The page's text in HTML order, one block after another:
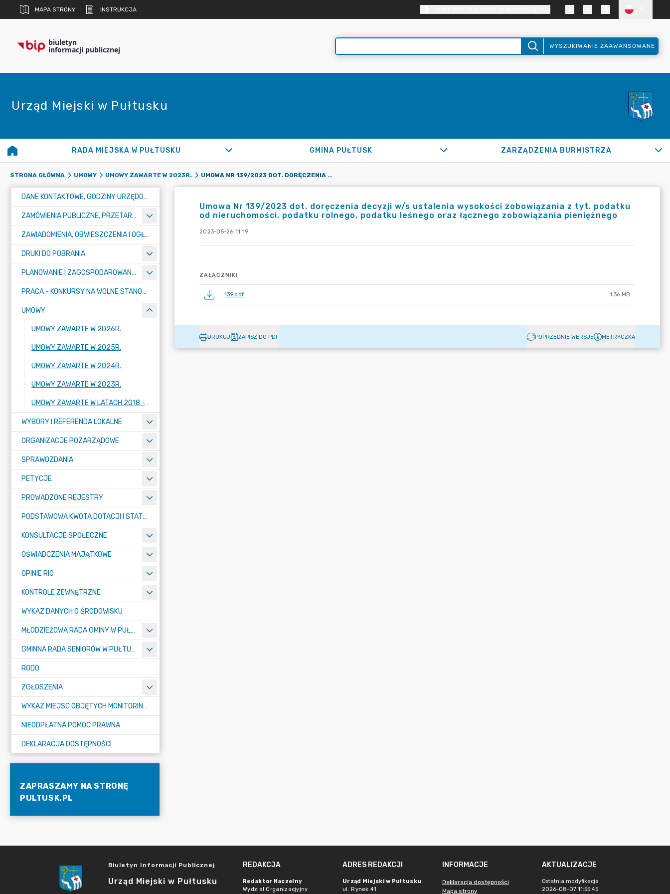
MAPA STRONY INSTRUKCJA
biuletyn
informacji publicznej WYSZUKIWANIE ZAAWANSOWANE
Urząd Miejski w Pułtusku
RADA MIEJSKA W PUŁTUSKU GMINA PUŁTUSK ZARZĄDZENIA BURMISTRZA
STRONA GŁÓWNA UMOWY UMOWY ZAWARTE W 2023R. UMOWA NR 139/2023 DOT. DORĘCZENIA DECYZJI W/S USTALENIA WYSOKOŚCI ZOBOWIĄZANIA Z TYT. PODATKU OD NIERUCHOMOŚCI, PODATKU ROLNEGO, PODATKU LEŚNEGO ORAZ ŁĄCZNEGO ZOBOWIĄZANIA PIENIĘŻNEGO
DANE KONTAKTOWE, GODZINY URZĘDOWANIA I NUMER KONTA BANKOWEGO
ZAMÓWIENIA PUBLICZNE, PRZETARGI, KONKURSY
ZAWIADOMIENIA, OBWIESZCZENIA I OGŁOSZENIA
DRUKI DO POBRANIA
PLANOWANIE I ZAGOSPODAROWANIE PRZESTRZENNE
PRACA - KONKURSY NA WOLNE STANOWISKA
UMOWY
UMOWY ZAWARTE W 2026R.
UMOWY ZAWARTE W 2025R.
UMOWY ZAWARTE W 2024R.
UMOWY ZAWARTE W 2023R.
UMOWY ZAWARTE W LATACH 2018 - 2022
WYBORY I REFERENDA LOKALNE
ORGANIZACJE POZARZĄDOWE
SPRAWOZDANIA
PETYCJE
PROWADZONE REJESTRY
PODSTAWOWA KWOTA DOTACJI I STATYSTYCZNA LICZBA UCZNIÓW
KONSULTACJE SPOŁECZNE
OŚWIADCZENIA MAJĄTKOWE
OPINIE RIO
KONTROLE ZEWNĘTRZNE
WYKAZ DANYCH O ŚRODOWISKU
MŁODZIEŻOWA RADA GMINY W PUŁTUSKU
GMINNA RADA SENIORÓW W PUŁTUSKU
RODO
ZGŁOSZENIA
WYKAZ MIEJSC OBJĘTYCH MONITORINGIEM
NIEODPŁATNA POMOC PRAWNA
DEKLARACJA DOSTĘPNOŚCI
ZAPRASZAMY NA STRONĘ
PULTUSK.PL
Umowa Nr 139/2023 dot. doręczenia decyzji w/s ustalenia wysokości zobowiązania z tyt. podatku
od nieruchomości, podatku rolnego, podatku leśnego oraz łącznego zobowiązania pieniężnego
2023-05-26 11:19
ZAŁĄCZNIKI
139.pdf 1.36 MB
DRUKUJ ZAPISZ DO PDF POPRZEDNIE WERSJE METRYCZKA
Biuletyn Informacji Publicznej
Urząd Miejski w Pułtusku
REDAKCJA
Redaktor Naczelny
Wydział Organizacjyjny
ADRES REDAKCJI
Urząd Miejski w Pułtusku
ul. Rynek 41
INFORMACJE
Deklaracja dostępności
Mapa strony
AKTUALIZACJE
Ostatnia modyfikacja
2026-08-07 11:55:45